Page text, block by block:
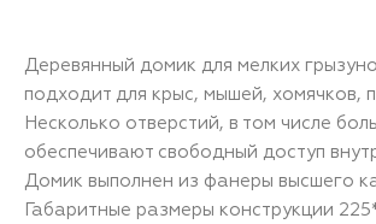
Деревянный домик для мелких
подходит для крыс, мышей, хомячков,
Несколько отверстий, в том числе
обеспечивают свободный доступ
Домик выполнен из фанеры высшего
Габаритные размеры конструкции